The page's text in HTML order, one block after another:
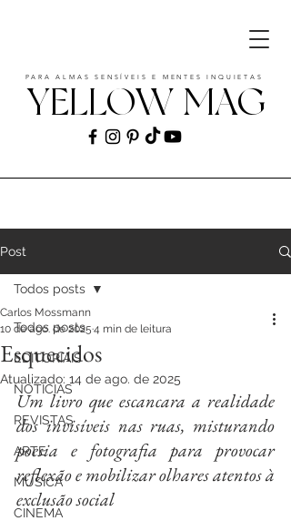
YELLOW MAG
PARA ALMAS SENSÍVEIS E MENTES INQUIETAS
Post
Todos posts
EDITORIAIS
NOTÍCIAS
REVISTAS
ARTE
MÚSICA
CINEMA
Todos posts
Esquecidos
Carlos Mossmann
10 de ago. de 2025 4 min de leitura
Atualizado: 14 de ago. de 2025
Um livro que escancara a realidade
dos invisíveis nas ruas, misturando
poesia e fotografia para provocar
reflexão e mobilizar olhares atentos à
exclusão social